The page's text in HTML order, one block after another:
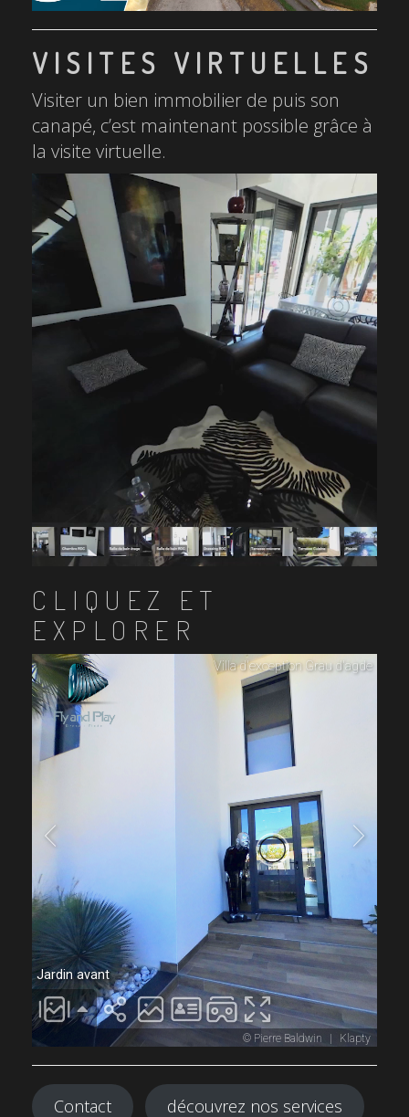
VISITES VIRTUELLES
Visiter un bien immobilier de puis son
canapé, c’est maintenant possible grâce à
la visite virtuelle.
CLIQUEZ ET
EXPLORER
Contact découvrez nos services